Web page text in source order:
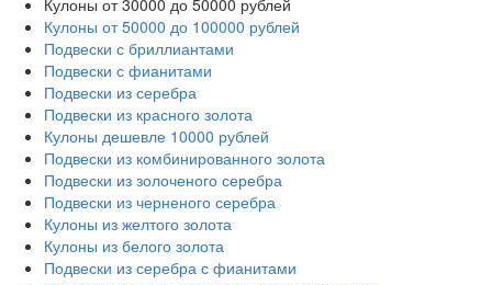
Кулоны от 30000 до 50000 рублей
Кулоны от 50000 до 100000 рублей
Подвески с бриллиантами
Подвески с фианитами
Подвески из серебра
Подвески из красного золота
Кулоны дешевле 10000 рублей
Подвески из комбинированного золота
Подвески из золоченого серебра
Подвески из черненого серебра
Кулоны из желтого золота
Кулоны из белого золота
Подвески из серебра с фианитами